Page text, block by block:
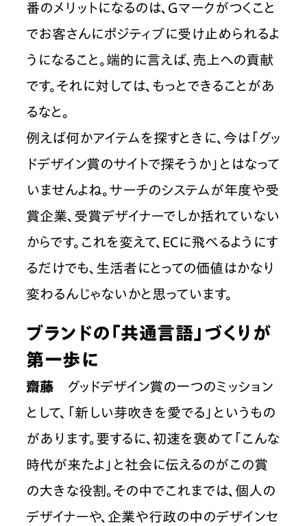
番のメリットになるのは、Gマークがつくこと
でお客さんにポジティブに受け止められるよ
うになること。端的に言えば、売上への貢献
です。それに対しては、もっとできることがあ
るなと。
例えば何かアイテムを探すときに、今は「グッ
ドデザイン賞のサイトで探そうか」とはなって
いませんよね。サーチのシステムが年度や受
賞企業、受賞デザイナーでしか括れていない
からです。これを変えて、ECに飛べるようにす
るだけでも、生活者にとっての価値はかなり
変わるんじゃないかと思っています。
ブランドの「共通言語」づくりが
第一歩に
齋藤 グッドデザイン賞の一つのミッション
として、「新しい芽吹きを愛でる」というもの
があります。要するに、初速を褒めて「こんな
時代が来たよ」と社会に伝えるのがこの賞
の大きな役割。その中でこれまでは、個人の
デザイナーや、企業や行政の中のデザインセ